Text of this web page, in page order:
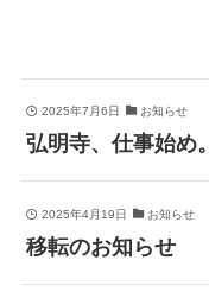
2025年7月6日 お知らせ
弘明寺、仕事始め。
2025年4月19日 お知らせ
移転のお知らせ